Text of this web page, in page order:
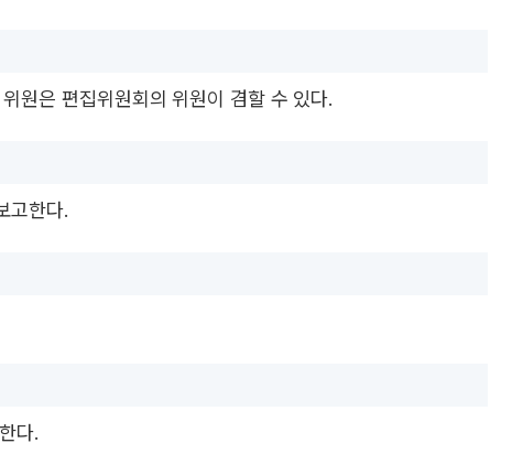
원은 편집위원회의 위원이 겸할 수 있다.
고한다.
다.